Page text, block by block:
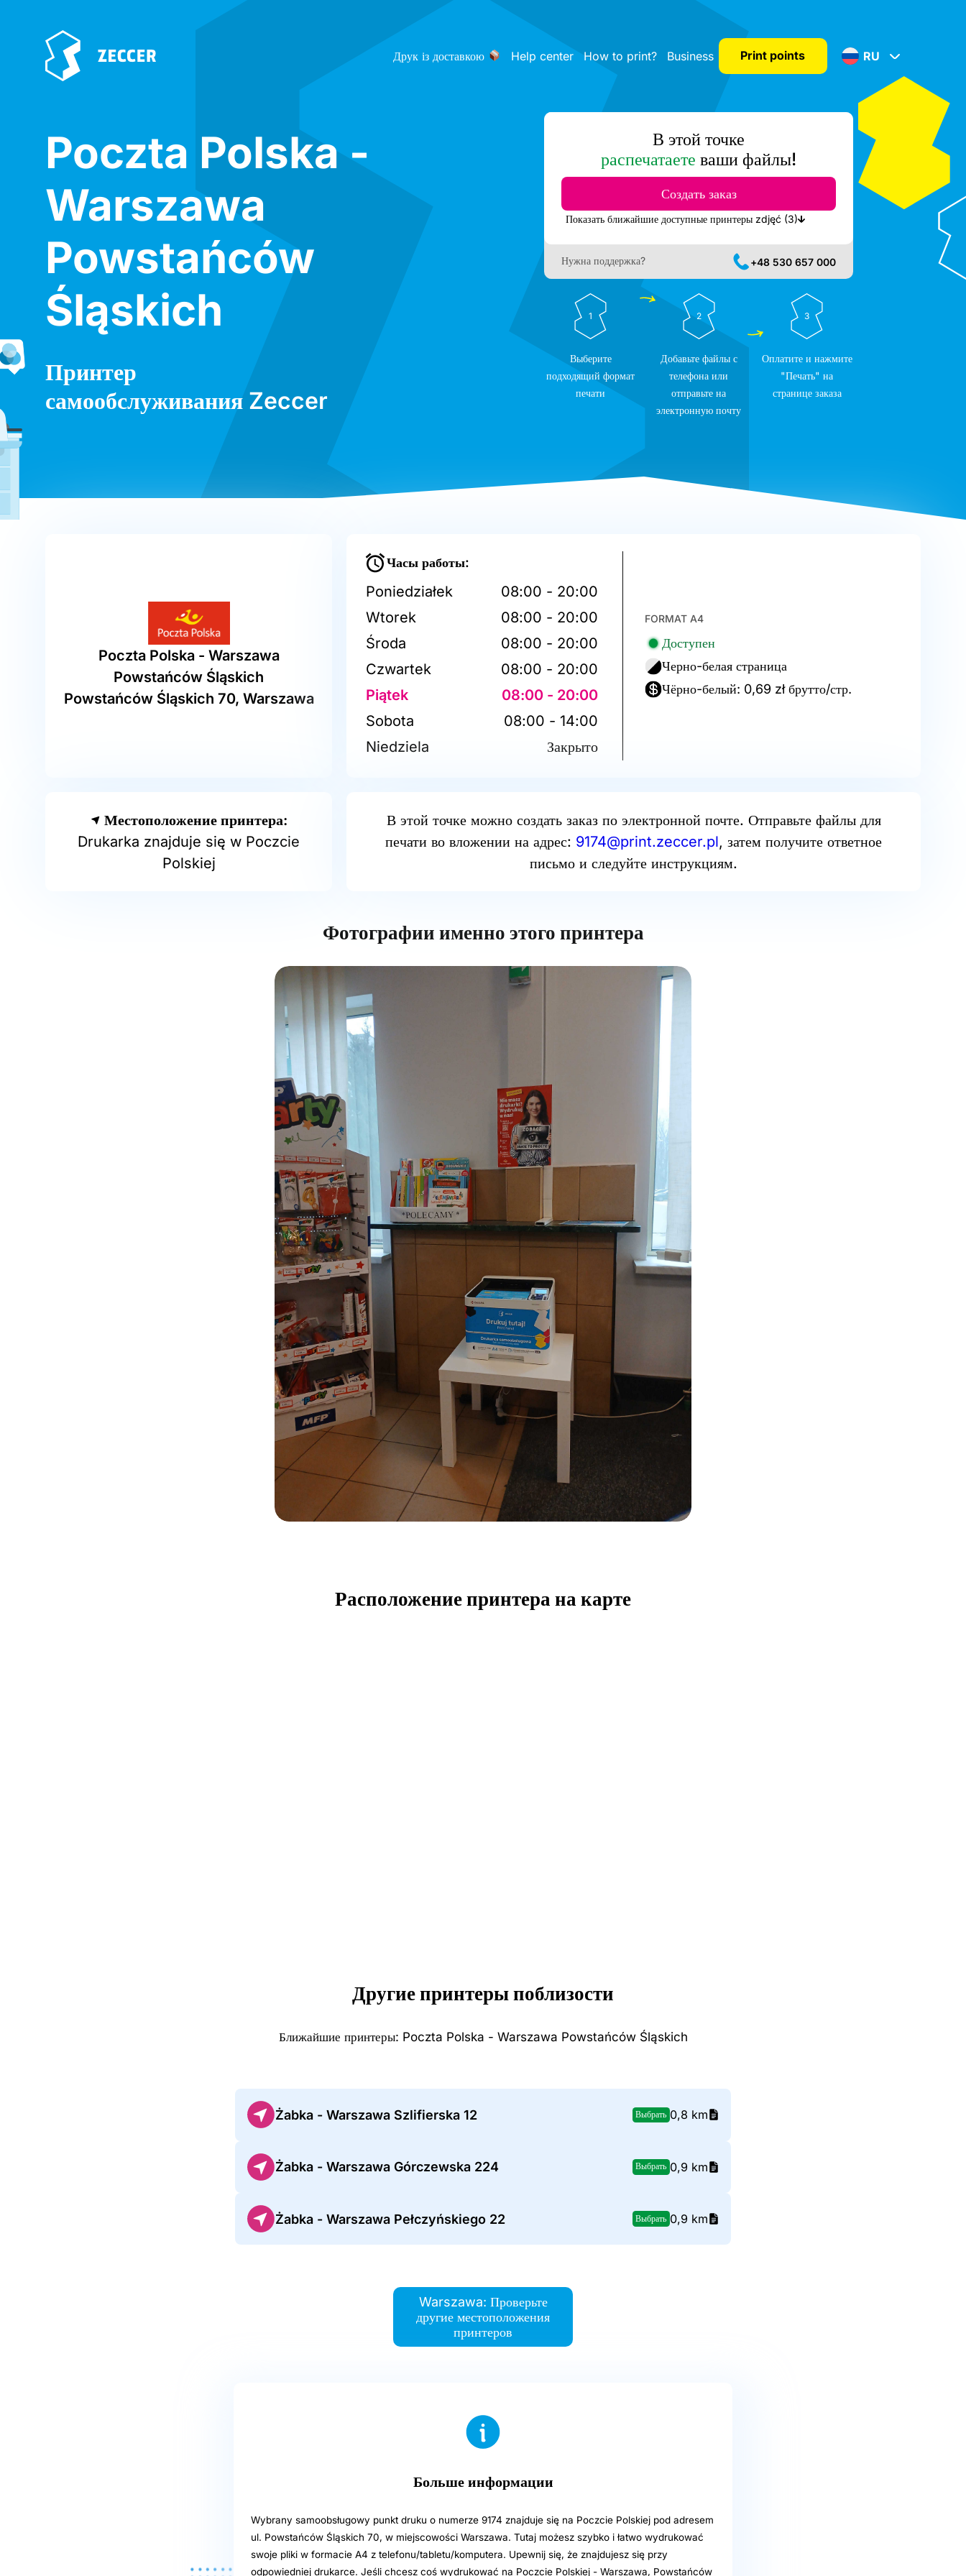
Друк із доставкою Help center How to print? Business Print points RU
Poczta Polska -
Warszawa
Powstańców
Śląskich
Принтер
самообслуживания Zeccer
В этой точке
распечатаете ваши файлы!
Создать заказ
Показать ближайшие доступные принтеры zdjęć (3)
Нужна поддержка? +48 530 657 000
1
Выберите
подходящий формат
печати
2
Добавьте файлы с
телефона или
отправьте на
электронную почту
3
Оплатите и нажмите
"Печать" на
странице заказа
Poczta Polska - Warszawa
Powstańców Śląskich
Powstańców Śląskich 70, Warszawa
Часы работы:
Poniedziałek
08:00 - 20:00
Wtorek
08:00 - 20:00
Środa
08:00 - 20:00
Czwartek
08:00 - 20:00
Piątek
08:00 - 20:00
Sobota
08:00 - 14:00
Niedziela
Закрыто
FORMAT A4
Доступен
Черно-белая страница
Чёрно-белый: 0,69 zł брутто/стр.
Местоположение принтера:
Drukarka znajduje się w Poczcie
Polskiej
В этой точке можно создать заказ по электронной почте. Отправьте файлы для
печати во вложении на адрес: 9174@print.zeccer.pl, затем получите ответное
письмо и следуйте инструкциям.
Фотографии именно этого принтера
Расположение принтера на карте
Другие принтеры поблизости
Ближайшие принтеры: Poczta Polska - Warszawa Powstańców Śląskich
Żabka - Warszawa Szlifierska 12 Выбрать 0,8 km
Żabka - Warszawa Górczewska 224 Выбрать 0,9 km
Żabka - Warszawa Pełczyńskiego 22 Выбрать 0,9 km
Warszawa: Проверьте
другие местоположения
принтеров
Больше информации
Wybrany samoobsługowy punkt druku o numerze 9174 znajduje się na Poczcie Polskiej pod adresem
ul. Powstańców Śląskich 70, w miejscowości Warszawa. Tutaj możesz szybko i łatwo wydrukować
swoje pliki w formacie A4 z telefonu/tabletu/komputera. Upewnij się, że znajdujesz się przy
odpowiedniej drukarce. Jeśli chcesz coś wydrukować na Poczcie Polskiej - Warszawa, Powstańców